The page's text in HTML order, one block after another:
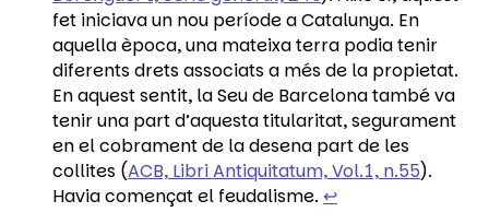
fet iniciava un nou període a Catalunya. En
aquella època, una mateixa terra podia tenir
diferents drets associats a més de la propietat.
En aquest sentit, la Seu de Barcelona també va
tenir una part d’aquesta titularitat, segurament
en el cobrament de la desena part de les
collites (ACB, Libri Antiquitatum, Vol.1, n.55).
Havia començat el feudalisme. ↩︎